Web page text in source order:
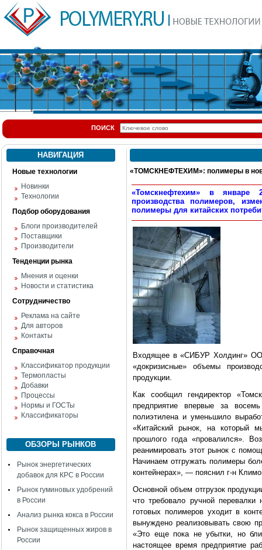
ПОИСК
НАВИГАЦИЯ
Новые технологии
Новинки
Технологии
Подбор оборудования
Блоги производителей
Поставщики
Производители
Тенденции рынка
Мнения и оценки
Новости и статистика
Сотрудничество
Реклама на сайте
Для авторов
Контакты
Справочная
Классификатор продукции
Термопласты
Добавки
Процессы
Нормы и ГОСТы
Классификаторы
ОБЗОРЫ РЫНКОВ
Рынок энергетических
добавок для КРС в России
Рынок гуминовых удобрений
в России
Анализ рынка кокса в России
Рынок защищенных жиров в
России
«ТОМСКНЕФТЕХИМ»: полимеры в
«Томскнефтехим» в январе
производства полимеров,
полимеры для китайских
Входящее в «СИБУР Холдинг»
«докризисные» объемы
продукции.
Как сообщил гендиректор
предприятие впервые за
полиэтилена и уменьшило
«Китайский рынок, на который
прошлого года «провалился».
реанимировать этот рынок с
Начинаем отгружать полимеры
контейнерах», — пояснил г-н
Основной объем отгрузок
что требовало ручной
готовых полимеров уходит в
вынуждено реализовывать свою
«Это еще пока не убытки, но
настоящее время предприятие